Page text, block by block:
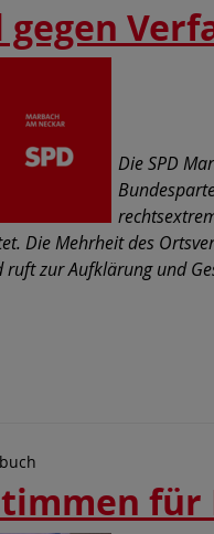
gegen
Die SPD
Die Mehrheit des
zur Aufklärung und
für